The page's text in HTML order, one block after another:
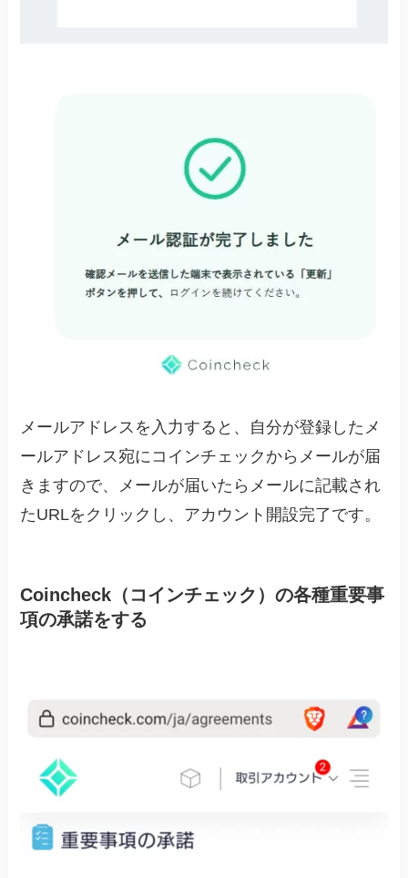
メールアドレスを入力すると、自分が登録したメ
ールアドレス宛にコインチェックからメールが届
きますので、メールが届いたらメールに記載され
たURLをクリックし、アカウント開設完了です。
Coincheck（コインチェック）の各種重要事
項の承諾をする